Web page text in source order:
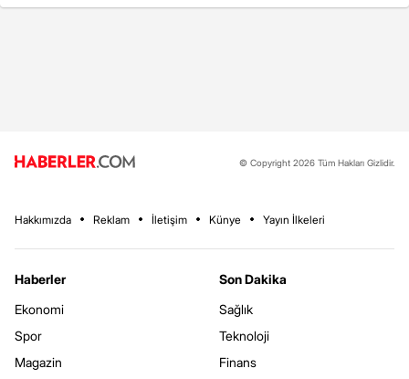
© Copyright 2026 Tüm Hakları Gizlidir.
Hakkımızda Reklam İletişim Künye Yayın İlkeleri
Haberler
Ekonomi
Spor
Magazin
Son Dakika
Sağlık
Teknoloji
Finans